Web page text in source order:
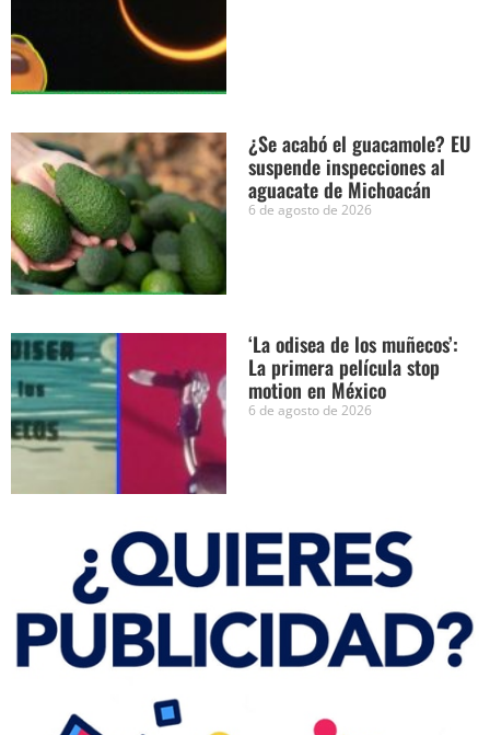
¿Se acabó el guacamole? EU
suspende inspecciones al
aguacate de Michoacán
6 de agosto de 2026
‘La odisea de los muñecos’:
La primera película stop
motion en México
6 de agosto de 2026